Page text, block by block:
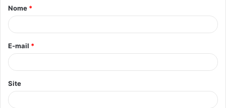
r
i
*
Nome *
E-mail *
Site